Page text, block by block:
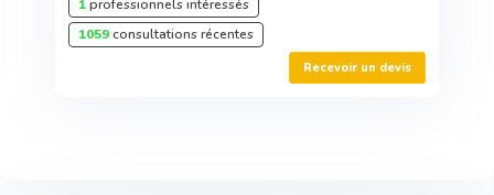
1professionnels intéressés
1059consultations récentes
Recevoir un devis